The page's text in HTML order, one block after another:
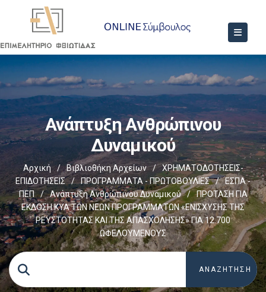
Ανάπτυξη Ανθρώπινου
Δυναμικού
Αρχική / Βιβλιοθήκη Αρχείων /
ΧΡΗΜΑΤΟΔΟΤΗΣΕΙΣ-
ΕΠΙΔΟΤΗΣΕΙΣ
/ ΠΡΟΓΡΑΜΜΑΤΑ - ΠΡΩΤΟΒΟΥΛΙΕΣ /
ΕΣΠΑ -
ΠΕΠ
/ Ανάπτυξη Ανθρώπινου Δυναμικού /
ΠΡΟΤΑΣΗ ΓΙΑ
ΕΚΔΟΣΗ ΚΥΑ ΤΩΝ ΝΕΩΝ ΠΡΟΓΡΑΜΜΑΤΩΝ «ΕΝΙΣΧΥΣΗΣ ΤΗΣ
ΡΕΥΣΤΟΤΗΤΑΣ ΚΑΙ ΤΗΣ ΑΠΑΣΧΟΛΗΣΗΣ» ΓΙΑ 12.700
ΩΦΕΛΟΥΜΕΝΟΥΣ